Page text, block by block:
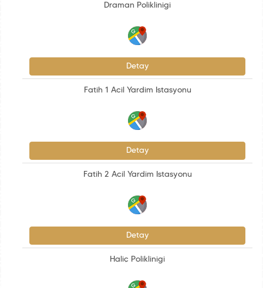
Draman Poliklinigi
Detay
Fatih 1 Acil Yardim Istasyonu
Detay
Fatih 2 Acil Yardim Istasyonu
Detay
Haliç Poliklinigi